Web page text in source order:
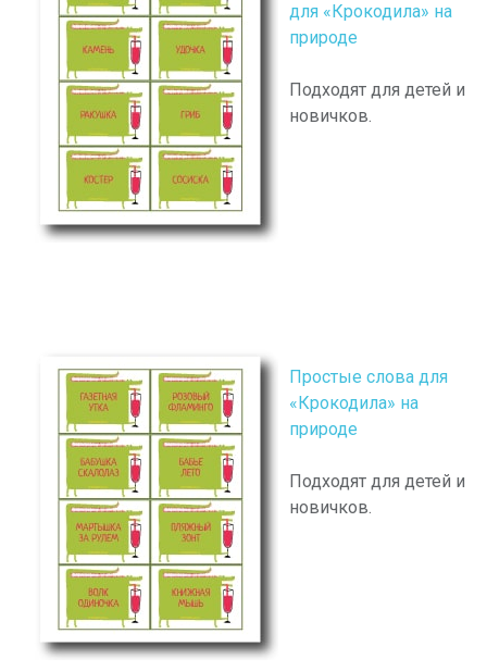
для «Крокодила» на
природе
Подходят для детей и
новичков.
Простые слова для
«Крокодила» на
природе
Подходят для детей и
новичков.